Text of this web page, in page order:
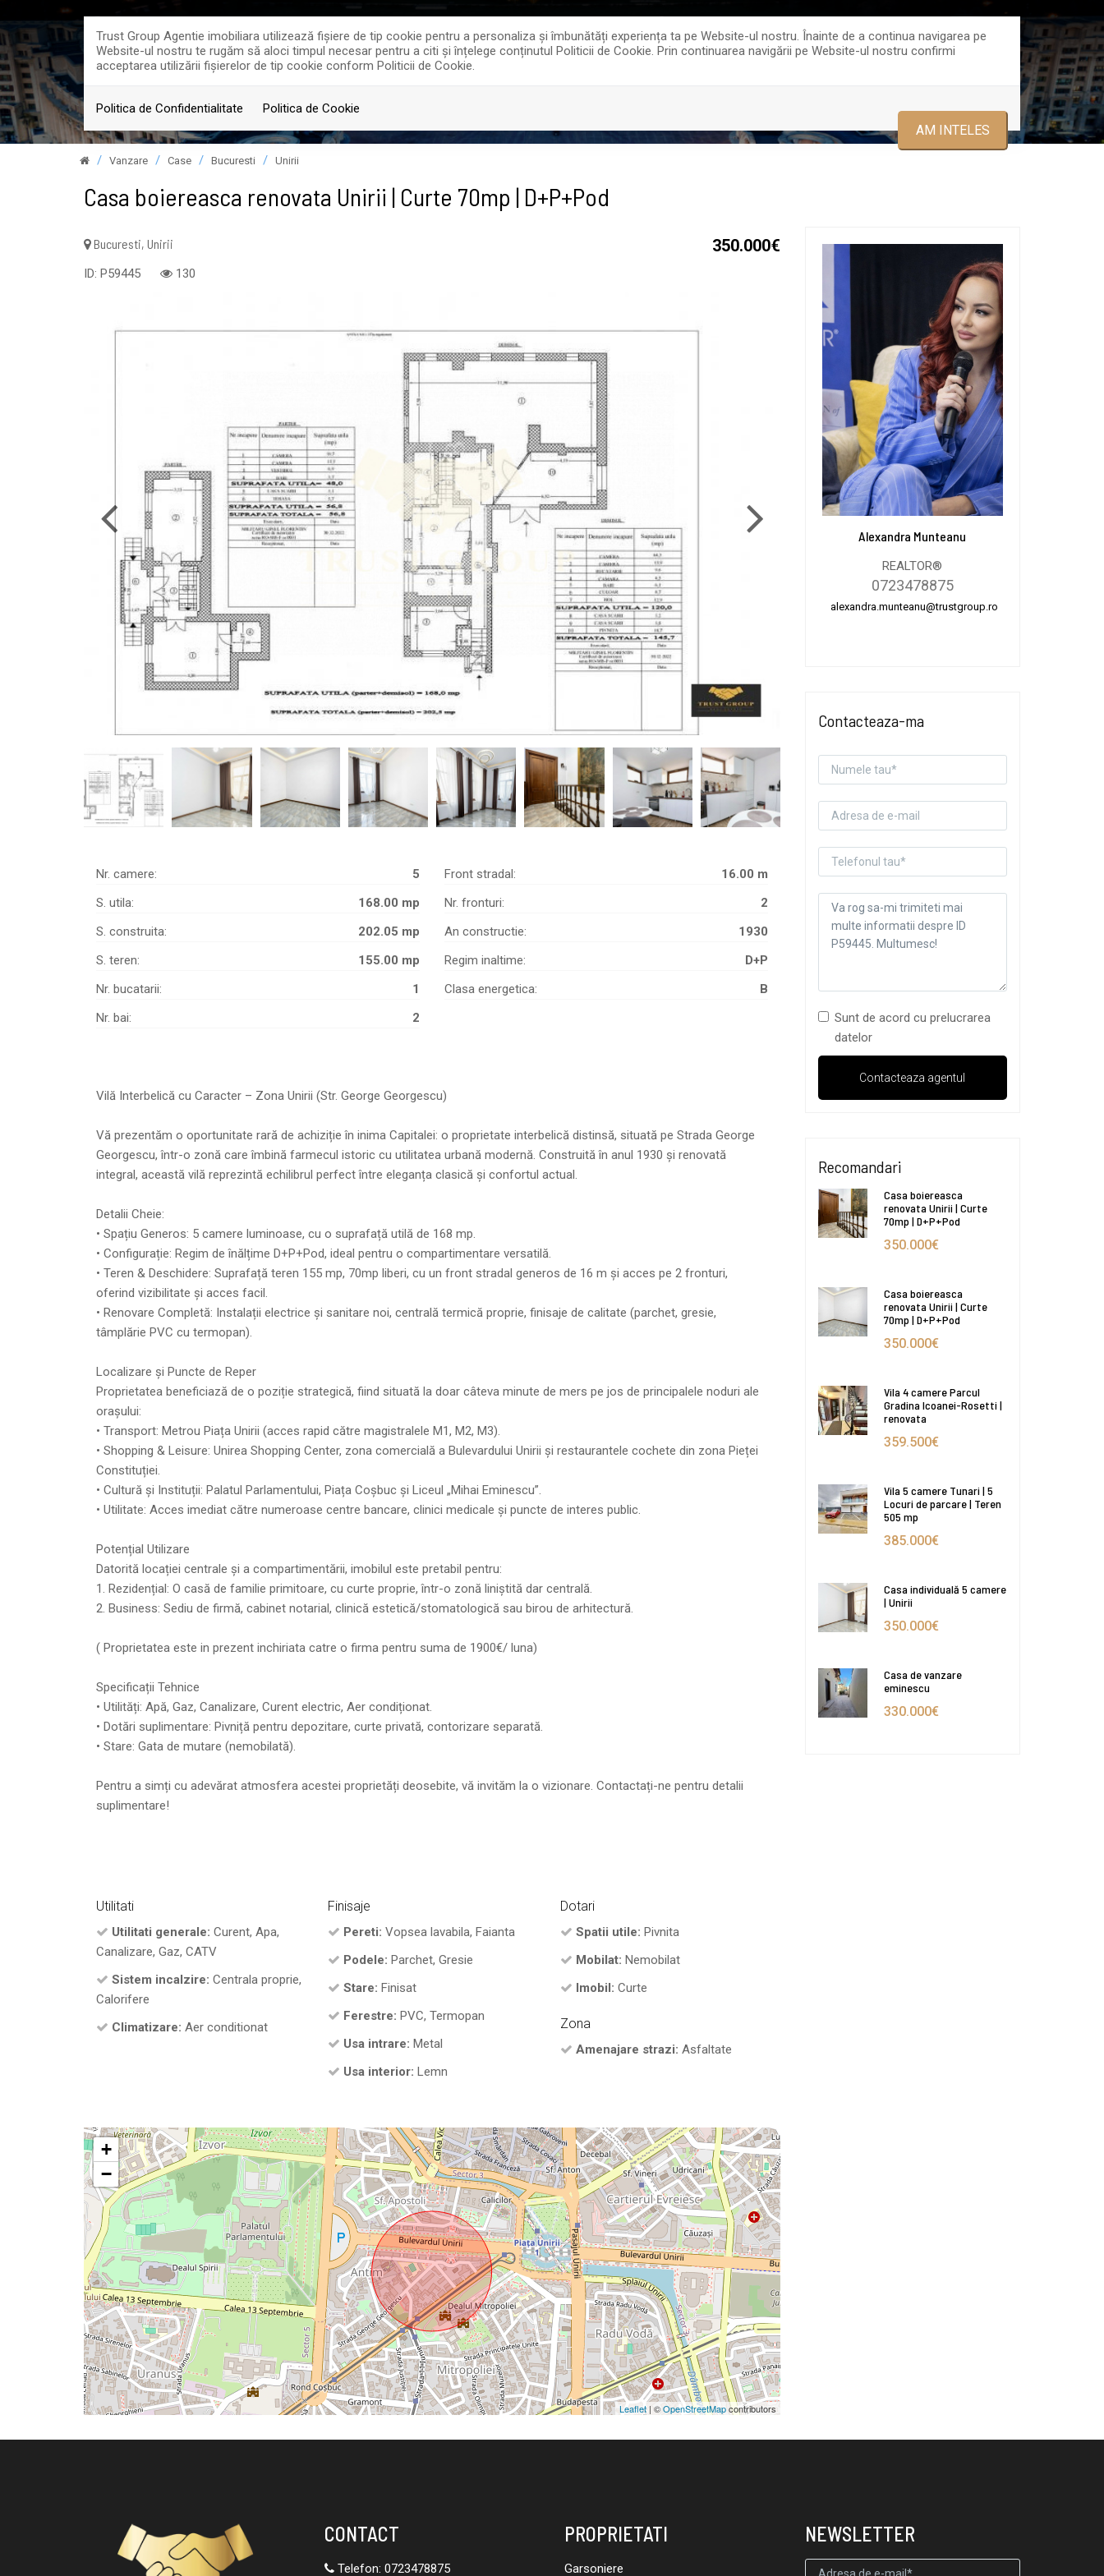
Trust Group Agentie imobiliara utilizează fişiere de tip cookie pentru a personaliza și îmbunătăți experiența ta pe Website-ul nostru. Înainte de a continua navigarea pe
Website-ul nostru te rugăm să aloci timpul necesar pentru a citi și înțelege conținutul Politicii de Cookie. Prin continuarea navigării pe Website-ul nostru confirmi
acceptarea utilizării fişierelor de tip cookie conform Politicii de Cookie.
Politica de Confidentialitate Politica de Cookie
AM INTELES
office@trustgroup.ro
PROPRIETATI PROIECTE REZIDENTIALE
Vanzare Case Bucuresti Unirii
Casa boiereasca renovata Unirii | Curte 70mp | D+P+Pod
Bucuresti, Unirii 350.000€
ID: P59445 130
Nr. camere:
5
S. utila:
168.00 mp
S. construita:
202.05 mp
S. teren:
155.00 mp
Nr. bucatarii:
1
Nr. bai:
2
Front stradal:
16.00 m
Nr. fronturi:
2
An constructie:
1930
Regim inaltime:
D+P
Clasa energetica:
B
Vilă Interbelică cu Caracter – Zona Unirii (Str. George Georgescu)
Vă prezentăm o oportunitate rară de achiziție în inima Capitalei: o proprietate interbelică distinsă, situată pe Strada George
Georgescu, într-o zonă care îmbină farmecul istoric cu utilitatea urbană modernă. Construită în anul 1930 și renovată
integral, această vilă reprezintă echilibrul perfect între eleganța clasică și confortul actual.
Detalii Cheie:
• Spațiu Generos: 5 camere luminoase, cu o suprafață utilă de 168 mp.
• Configurație: Regim de înălțime D+P+Pod, ideal pentru o compartimentare versatilă.
• Teren & Deschidere: Suprafață teren 155 mp, 70mp liberi, cu un front stradal generos de 16 m și acces pe 2 fronturi,
oferind vizibilitate și acces facil.
• Renovare Completă: Instalații electrice și sanitare noi, centrală termică proprie, finisaje de calitate (parchet, gresie,
tâmplărie PVC cu termopan).
Localizare și Puncte de Reper
Proprietatea beneficiază de o poziție strategică, fiind situată la doar câteva minute de mers pe jos de principalele noduri ale
orașului:
• Transport: Metrou Piața Unirii (acces rapid către magistralele M1, M2, M3).
• Shopping & Leisure: Unirea Shopping Center, zona comercială a Bulevardului Unirii și restaurantele cochete din zona Pieței
Constituției.
• Cultură și Instituții: Palatul Parlamentului, Piața Coșbuc și Liceul „Mihai Eminescu”.
• Utilitate: Acces imediat către numeroase centre bancare, clinici medicale și puncte de interes public.
Potențial Utilizare
Datorită locației centrale și a compartimentării, imobilul este pretabil pentru:
1. Rezidențial: O casă de familie primitoare, cu curte proprie, într-o zonă liniștită dar centrală.
2. Business: Sediu de firmă, cabinet notarial, clinică estetică/stomatologică sau birou de arhitectură.
( Proprietatea este in prezent inchiriata catre o firma pentru suma de 1900€/ luna)
Specificații Tehnice
• Utilități: Apă, Gaz, Canalizare, Curent electric, Aer condiționat.
• Dotări suplimentare: Pivniță pentru depozitare, curte privată, contorizare separată.
• Stare: Gata de mutare (nemobilată).
Pentru a simți cu adevărat atmosfera acestei proprietăți deosebite, vă invităm la o vizionare. Contactați-ne pentru detalii
suplimentare!
Utilitati
Utilitati generale: Curent, Apa,
Canalizare, Gaz, CATV
Sistem incalzire: Centrala proprie,
Calorifere
Climatizare: Aer conditionat
Finisaje
Pereti: Vopsea lavabila, Faianta
Podele: Parchet, Gresie
Stare: Finisat
Ferestre: PVC, Termopan
Usa intrare: Metal
Usa interior: Lemn
Dotari
Spatii utile: Pivnita
Mobilat: Nemobilat
Imobil: Curte
Zona
Amenajare strazi: Asfaltate
+
−
Leaflet| ©OpenStreetMapcontributors
Alexandra Munteanu
REALTOR®
0723478875
alexandra.munteanu@trustgroup.ro
Contacteaza-ma
Sunt de acord cu prelucrarea
datelor
Recomandari
Casa boiereasca
renovata Unirii | Curte
70mp | D+P+Pod
350.000€
Casa boiereasca
renovata Unirii | Curte
70mp | D+P+Pod
350.000€
Vila 4 camere Parcul
Gradina Icoanei-Rosetti |
renovata
359.500€
Vila 5 camere Tunari | 5
Locuri de parcare | Teren
505 mp
385.000€
Casa individuală 5 camere
| Unirii
350.000€
Casa de vanzare
eminescu
330.000€
CONTACT
Telefon: 0723478875
PROPRIETATI
Garsoniere
NEWSLETTER